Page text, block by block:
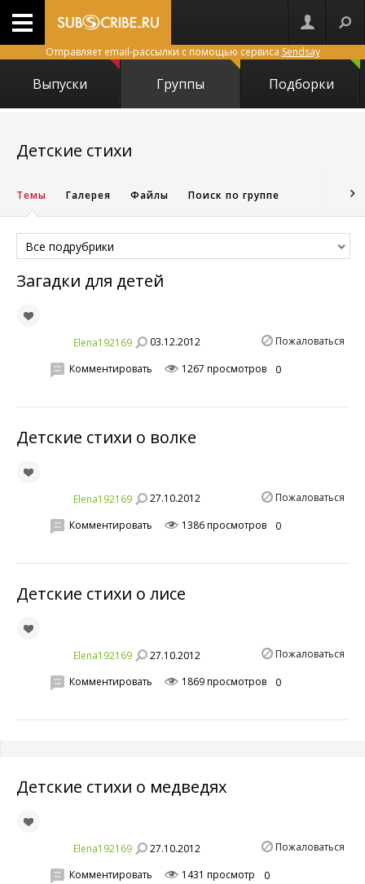
Отправляет email-рассылки с помощью сервиса Sendsay
Выпуски Группы Подборки
Детские стихи
Темы Галерея Файлы Поиск по группе
Все подрубрики
Загадки для детей
Elena192169 03.12.2012 Пожаловаться
Комментировать 1267 просмотров 0
Детские стихи о волке
Elena192169 27.10.2012 Пожаловаться
Комментировать 1386 просмотров 0
Детские стихи о лисе
Elena192169 27.10.2012 Пожаловаться
Комментировать 1869 просмотров 0
Детские стихи о медведях
Elena192169 27.10.2012 Пожаловаться
Комментировать 1431 просмотр 0